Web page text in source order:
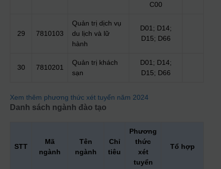
C00
29 7810103
Quản trị dịch vụ
du lịch và lữ
hành
D01; D14;
D15; D66
30 7810201
Quản trị khách
sạn
D01; D14;
D15; D66
Xem thêm phương thức xét tuyển năm 2024
Danh sách ngành đào tạo
STT
Mã
ngành
Tên
ngành
Chỉ
tiêu
Phương
thức
xét
tuyển
Tổ hợp